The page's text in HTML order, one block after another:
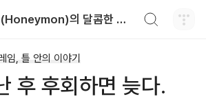
허니몬(Honeymon)의 달콤한 비행
임, 틀 안의 이야기
후 후회하면 늦다.